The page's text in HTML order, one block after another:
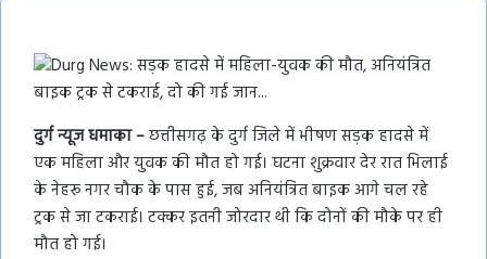
दुर्ग न्यूज धमाका –छत्तीसगढ़ के दुर्ग जिले में भीषण सड़क हादसे में
एक महिला और युवक की मौत हो गई। घटना शुक्रवार देर रात भिलाई
के नेहरू नगर चौक के पास हुई, जब अनियंत्रित बाइक आगे चल रहे
ट्रक से जा टकराई। टक्कर इतनी जोरदार थी कि दोनों की मौके पर ही
मौत हो गई।